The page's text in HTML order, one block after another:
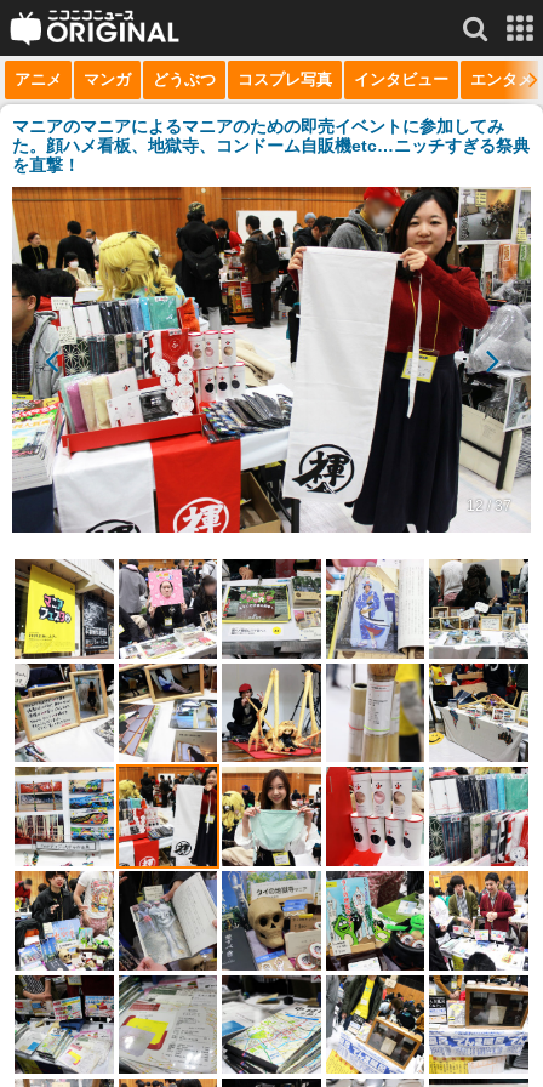
サービス一覧 もっと見る
niconico
動画
生放送
ニュース
チャンネル
マンガ
ニコニコQ
アニメ マンガ どうぶつ コスプレ写真 インタビュー エンタメ
マニアのマニアによるマニアのための即売イベントに参加してみ
た。顔ハメ看板、地獄寺、コンドーム自販機etc…ニッチすぎる祭典
を直撃！
12 / 37